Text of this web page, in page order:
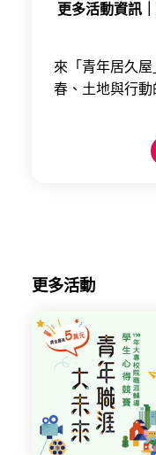
更多活動資訊｜
來「青年居久
春、土地與行動
更多活動